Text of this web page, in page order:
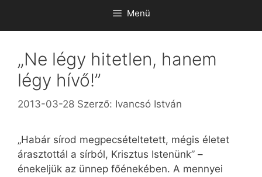
Menü
„Ne légy hitetlen, hanem
légy hívő!”
2013-03-28 Szerző: Ivancsó István
„Habár sírod megpecsételtetett, mégis életet
árasztottál a sírból, Krisztus Istenünk” –
énekeljük az ünnep főénekében. A mennyei